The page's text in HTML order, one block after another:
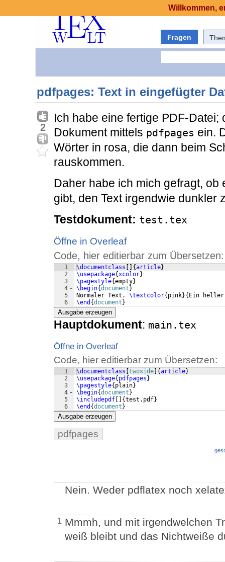
Fragen
pdfpages: Text in eingefügter
2
Ich habe eine fertige PDF-
Dokument mittels pdfpages ein.
Wörter in rosa, die dann beim
rauskommen.
Daher habe ich mich gefragt, ob
gibt, den Text irgendwie dunkler
Testdokument: test.tex
Öffne in Overleaf
Code, hier editierbar zum Übersetzen:
1
2
3
4
5
6
\documentclass {article}
\usepackage{xcolor}
\pagestyle{empty}
\begin{document }
Normaler Text. \textcolor{ pink}{ Ein heller
\end {document }
Ausgabe erzeugen
Hauptdokument: main.tex
Öffne in Overleaf
Code, hier editierbar zum Übersetzen:
1
2
3
4
5
6
\documentclass twoside {article}
\usepackage{ pdfpages }
\pagestyle{ plain}
\begin{document }
\includepdf
{test.pdf}
\end {document }
Ausgabe erzeugen
pdfpages
Nein. Weder pdflatex noch
1 Mmmh, und mit irgendwelchen
weiß bleibt und das Nichtweiße
Willkommen,